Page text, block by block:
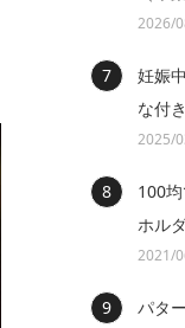
2026/
妊娠
な付
2025/
100
ホル
2021/
パタ